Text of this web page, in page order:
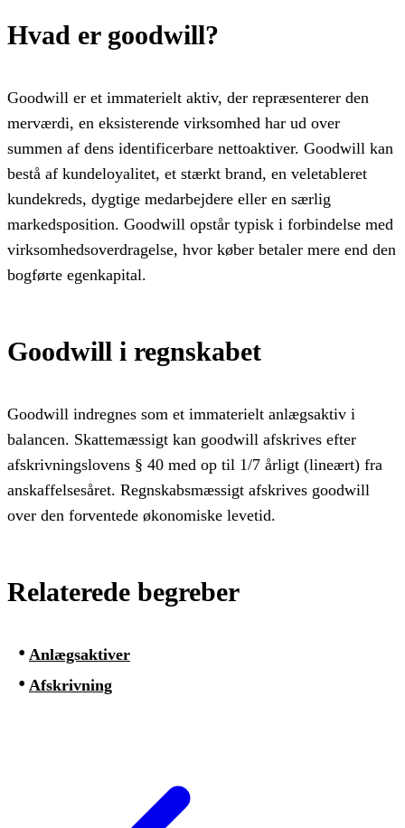
Hvad er goodwill?
Goodwill er et immaterielt aktiv, der repræsenterer den
merværdi, en eksisterende virksomhed har ud over
summen af dens identificerbare nettoaktiver. Goodwill kan
bestå af kundeloyalitet, et stærkt brand, en veletableret
kundekreds, dygtige medarbejdere eller en særlig
markedsposition. Goodwill opstår typisk i forbindelse med
virksomhedsoverdragelse, hvor køber betaler mere end den
bogførte egenkapital.
Goodwill i regnskabet
Goodwill indregnes som et immaterielt anlægsaktiv i
balancen. Skattemæssigt kan goodwill afskrives efter
afskrivningslovens § 40 med op til 1/7 årligt (lineært) fra
anskaffelsesåret. Regnskabsmæssigt afskrives goodwill
over den forventede økonomiske levetid.
Relaterede begreber
Anlægsaktiver
Afskrivning